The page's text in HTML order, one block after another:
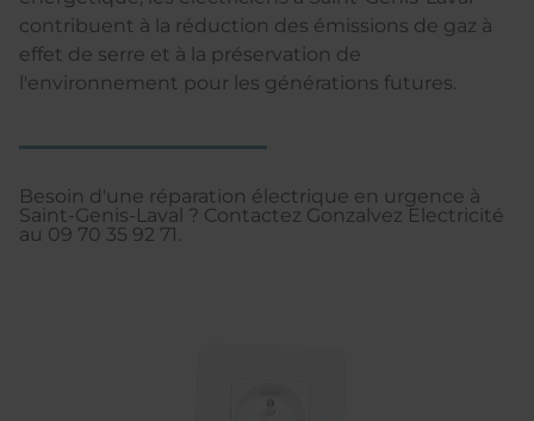
contribuent à la réduction des émissions de gaz à
effet de serre et à la préservation de
l'environnement pour les générations futures.
Besoin d'une réparation électrique en urgence à
Saint-Genis-Laval ? Contactez Gonzalvez Electricité
au 09 70 35 92 71.